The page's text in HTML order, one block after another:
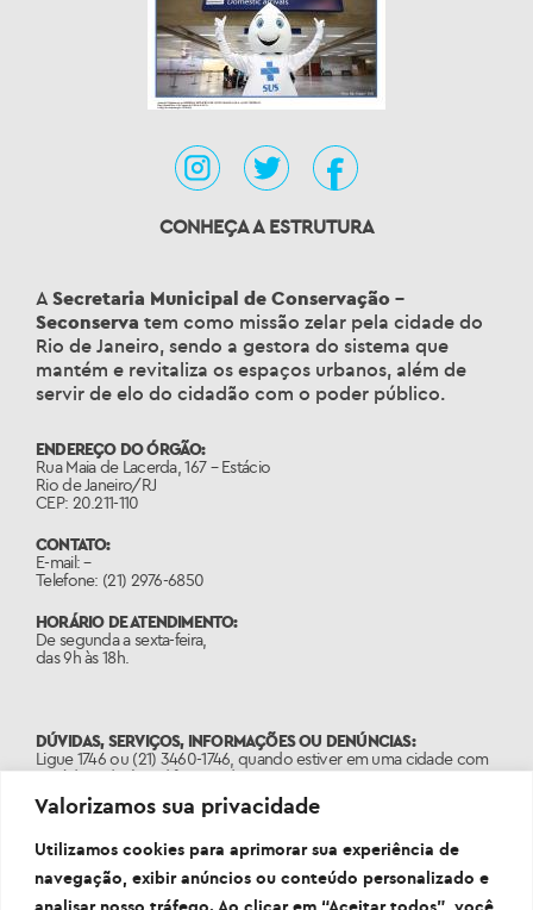
Valorizamos sua privacidade
Utilizamos cookies para aprimorar sua experiência de
navegação, exibir anúncios ou conteúdo personalizado e
CONHEÇA A ESTRUTURA
A Secretaria Municipal de Conservação –
Seconserva tem como missão zelar pela cidade do
Rio de Janeiro, sendo a gestora do sistema que
mantém e revitaliza os espaços urbanos, além de
servir de elo do cidadão com o poder público.
ENDEREÇO DO ÓRGÃO:
Rua Maia de Lacerda, 167 – Estácio
Rio de Janeiro/RJ
CEP: 20.211-110
CONTATO:
E-mail: –
Telefone: (21) 2976-6850
HORÁRIO DE ATENDIMENTO:
De segunda a sexta-feira,
das 9h às 18h.
DÚVIDAS, SERVIÇOS, INFORMAÇÕES OU DENÚNCIAS:
Ligue 1746 ou (21) 3460-1746, quando estiver em uma cidade com
o código de área diferente do 21.
PORTAL: